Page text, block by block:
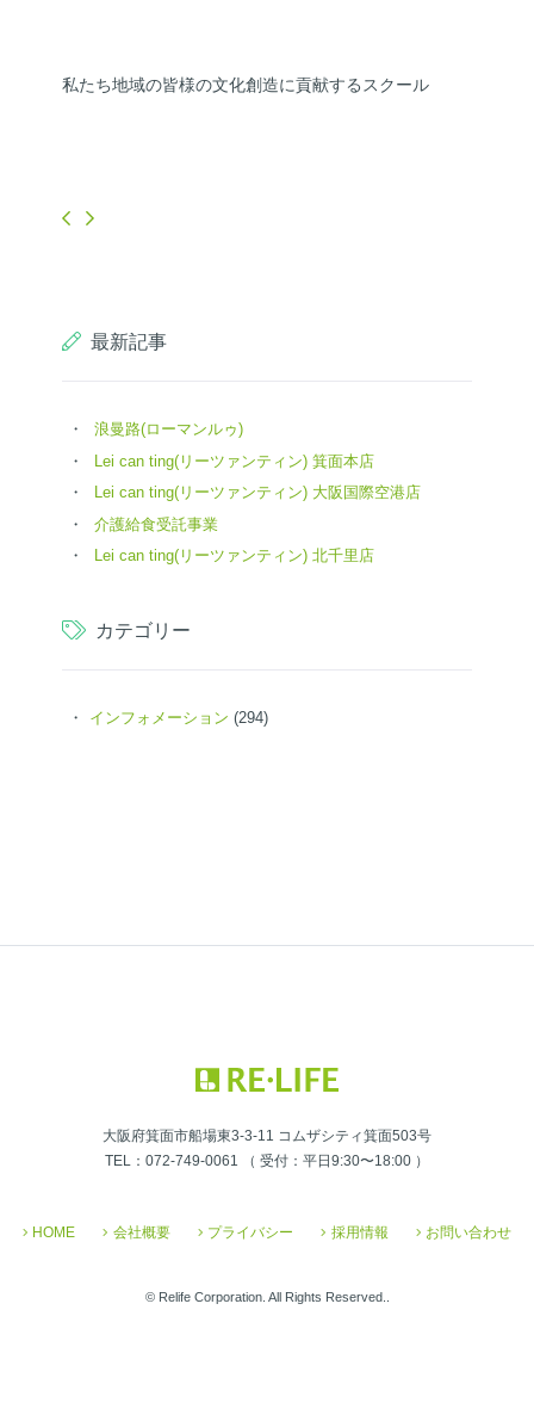
私たち地域の皆様の文化創造に貢献するスクール
最新記事
浪曼路(ローマンルゥ)
Lei can ting(リーツァンティン) 箕面本店
Lei can ting(リーツァンティン) 大阪国際空港店
介護給食受託事業
Lei can ting(リーツァンティン) 北千里店
カテゴリー
インフォメーション (294)
大阪府箕面市船場東3-3-11 コムザシティ箕面503号
TEL：072-749-0061 （ 受付：平日9:30〜18:00 ）
HOME 会社概要 プライバシー 採用情報 お問い合わせ
© Relife Corporation. All Rights Reserved..